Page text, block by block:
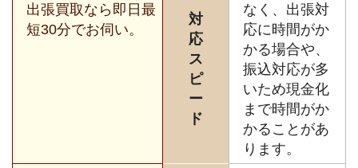
出張買取なら即日最
短30分でお伺い。
対
応
ス
ピ
ー
ド
なく、出張対
応に時間がか
かる場合や、
振込対応が多
いため現金化
まで時間がか
かることがあ
ります。